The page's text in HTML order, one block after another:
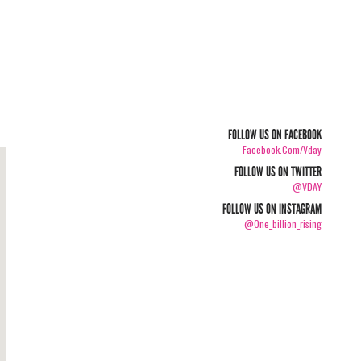
FOLLOW US ON FACEBOOK
Facebook.com/vday
FOLLOW US ON TWITTER
@VDAY
FOLLOW US ON INSTAGRAM
@one_billion_rising